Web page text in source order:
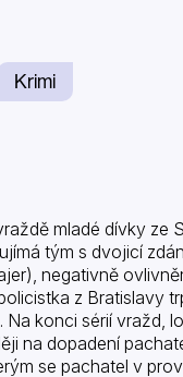
Krimi
mladé dívky ze
tým s dvojicí
negativně
z Bratislavy
konci sérií vražd,
na dopadení
se pachatel v